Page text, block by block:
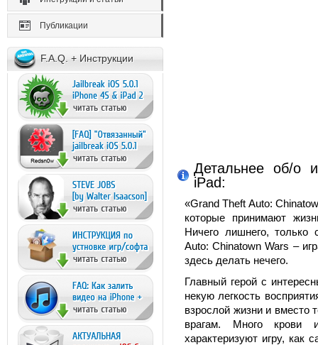
Публикации
F.A.Q. + Инструкции
Детальнее об/о
iPad:
«Grand Theft Auto:
которые принимают
Ничего лишнего,
Auto: Chinatown Wars –
здесь делать нечего.
Главный герой с
некую легкость
взрослой жизни и вместо
врагам. Много крови
характеризуют игру, как